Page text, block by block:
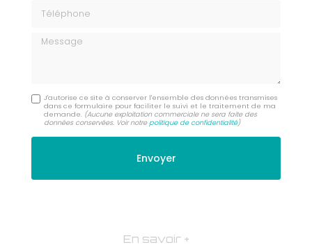
Message
J'autorise ce site à conserver l'ensemble des données transmises
dans ce formulaire pour faciliter le suivi et le traitement de ma
demande. (Aucune exploitation commerciale ne sera faite des
données conservées. Voir notrepolitique de confidentialité)
En savoir +